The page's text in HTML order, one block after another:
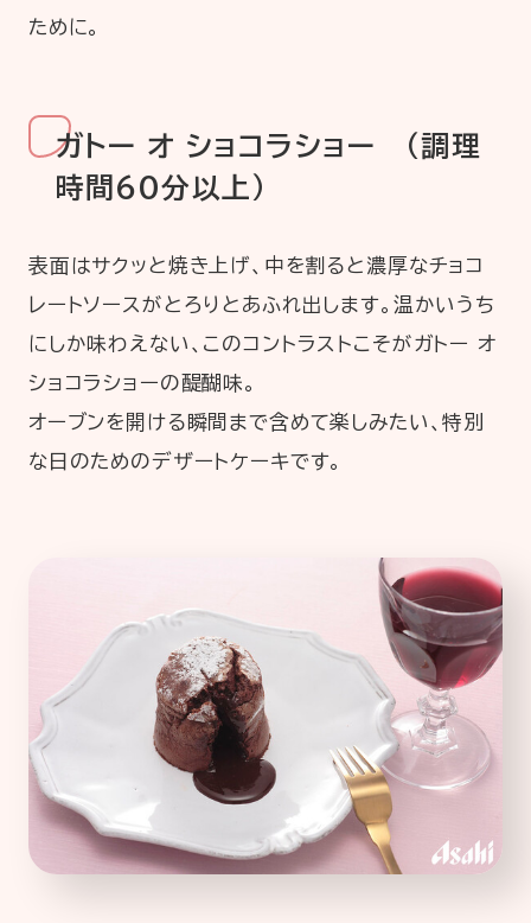
ために。
ガトー オ ショコラショー （調理
時間60分以上）
表面はサクッと焼き上げ、中を割ると濃厚なチョコ
レートソースがとろりとあふれ出します。温かいうち
にしか味わえない、このコントラストこそがガトー オ
ショコラショーの醍醐味。
オーブンを開ける瞬間まで含めて楽しみたい、特別
な日のためのデザートケーキです。